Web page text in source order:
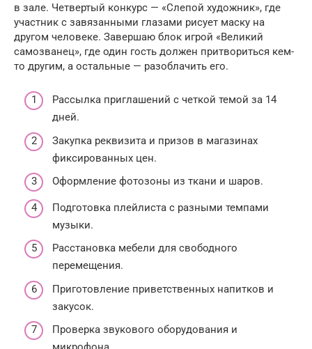
в зале. Четвертый конкурс — «Слепой художник», где
участник с завязанными глазами рисует маску на
другом человеке. Завершаю блок игрой «Великий
самозванец», где один гость должен притвориться кем-
то другим, а остальные — разоблачить его.
Рассылка приглашений с четкой темой за 14
дней.
Закупка реквизита и призов в магазинах
фиксированных цен.
Оформление фотозоны из ткани и шаров.
Подготовка плейлиста с разными темпами
музыки.
Расстановка мебели для свободного
перемещения.
Приготовление приветственных напитков и
закусок.
Проверка звукового оборудования и